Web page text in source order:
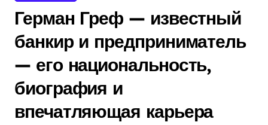
Герман Греф — известный
банкир и предприниматель
— его национальность,
биография и
впечатляющая карьера